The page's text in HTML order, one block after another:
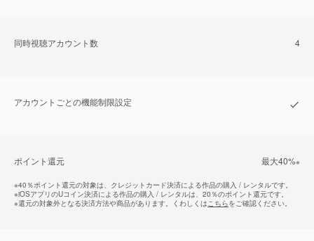
同時視聴アカウント数 4
アカウントごとの機能制限設定
ポイント還元 最⼤40%※
※40％ポイント還元の対象は、クレジットカード決済による作品の購入 / レンタルです。
※iOSアプリのUコイン決済による作品の購入 / レンタルは、20％のポイント還元です。
※還元の対象外となる決済方法や商品があります。くわしくはこちらをご確認ください。